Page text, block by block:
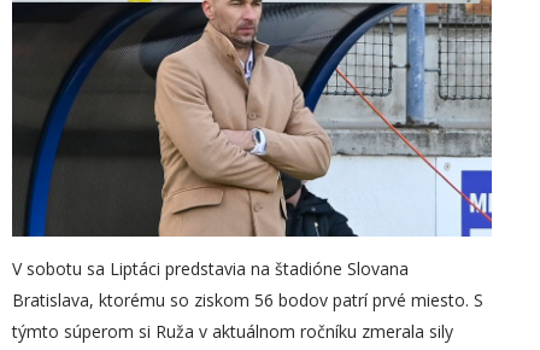
V sobotu sa Liptáci predstavia na štadióne Slovana
Bratislava, ktorému so ziskom 56 bodov patrí prvé miesto. S
týmto súperom si Ruža v aktuálnom ročníku zmerala sily